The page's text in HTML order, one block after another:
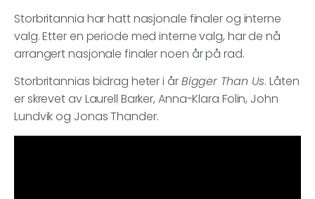
Storbritannia har hatt nasjonale finaler og interne
valg. Etter en periode med interne valg, har de nå
arrangert nasjonale finaler noen år på rad.
Storbritannias bidrag heter i årBigger Than Us. Låten
er skrevet av Laurell Barker, Anna-Klara Folin, John
Lundvik og Jonas Thander.